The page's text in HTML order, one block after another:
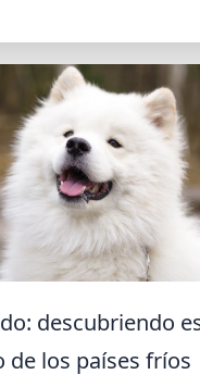
descubriendo
de los países fríos